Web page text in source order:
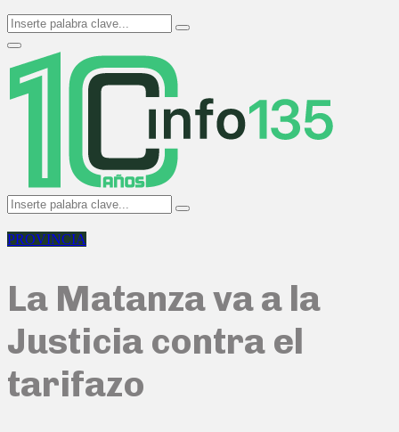
Search
for:
Search
Primary
Menu
Search
for:
Search
PROVINCIA
La Matanza va a la
Justicia contra el
tarifazo